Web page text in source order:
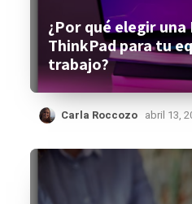
¿Por qué elegir
ThinkPad para tu
trabajo?
Carla Roccozo abril 13,